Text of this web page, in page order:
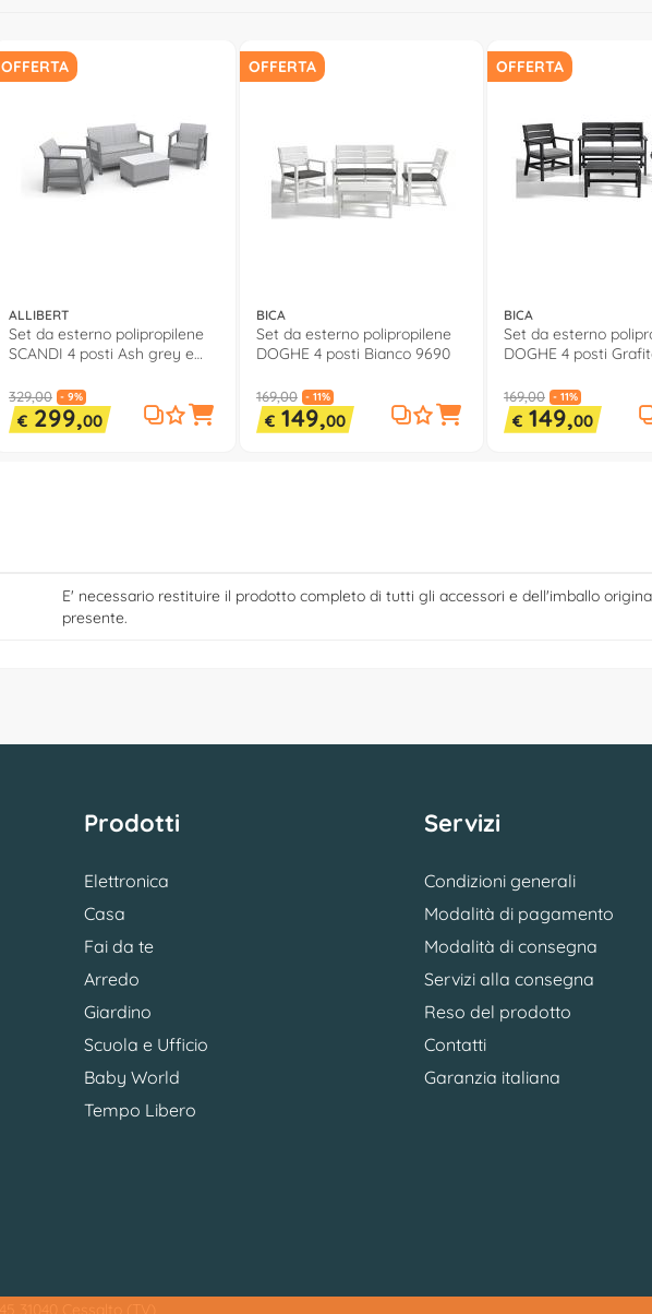
OFFERTA
ALLIBERT
Set da esterno polipropilene
SCANDI 4 posti Ash grey e
329,00 - 9%
€ 299,00
OFFERTA
BICA
Set da esterno polipropilene
DOGHE 4 posti Bianco 9690
169,00 - 11%
€ 149,00
OFFERTA
BICA
Set da esterno
DOGHE 4 posti
169,00 - 11%
€ 149,00
E' necessario restituire il prodotto completo di tutti gli accessori e dell'imballo
presente.
Prodotti
Elettronica
Casa
Fai da te
Arredo
Giardino
Scuola e Ufficio
Baby World
Tempo Libero
Servizi
Condizioni generali
Modalità di pagamento
Modalità di consegna
Servizi alla consegna
Reso del prodotto
Contatti
Garanzia italiana